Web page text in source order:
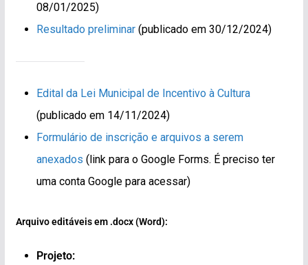
08/01/2025)
Resultado preliminar(publicado em 30/12/2024)
Edital da Lei Municipal de Incentivo à Cultura
(publicado em 14/11/2024)
Formulário de inscrição e arquivos a serem
anexados (link para o Google Forms. É preciso ter
uma conta Google para acessar)
Arquivo editáveis em .docx (Word):
Projeto: